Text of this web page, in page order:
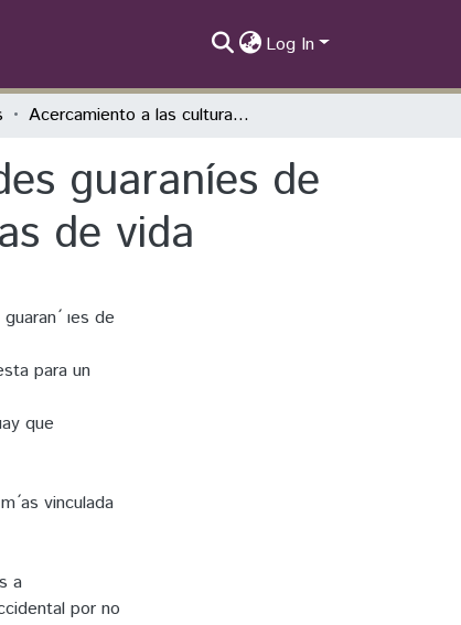
Log In
Acercamiento a las culturas de las comunidades guaraníes de Caazapa-PY por medio de su lengua e historias de vida
guaraníes de
de vida
ıes de
para un
que
́as vinculada
a
por no